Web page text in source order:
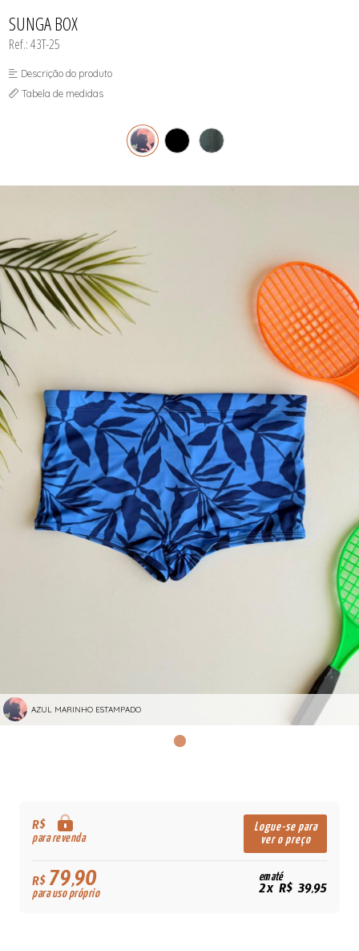
SUNGA BOX
Ref.: 43T-25
Descrição do produto
Tabela de medidas
AZUL MARINHO ESTAMPADO
R$
para revenda
Logue-se para
ver o preço
R$79,90
para uso próprio
em até
2x R$ 39,95